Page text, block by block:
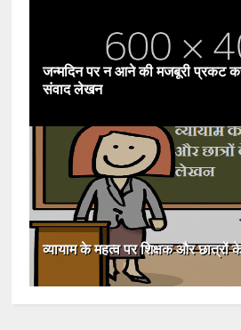
जन्मदिन पर न आने की मजबूरी प्रकट
संवाद लेखन
व्यायाम के महत्व पर शिक्षक और